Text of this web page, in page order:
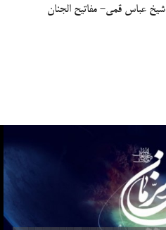
شیخ عباس قمی- مفاتیح الجنان